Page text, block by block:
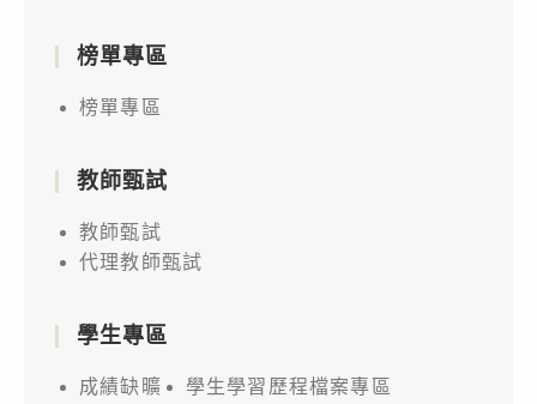
榜單專區
榜單專區
教師甄試
教師甄試
代理教師甄試
學生專區
成績缺曠
學生學習歷程檔案專區